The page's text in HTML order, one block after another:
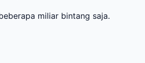
miliar bintang saja.